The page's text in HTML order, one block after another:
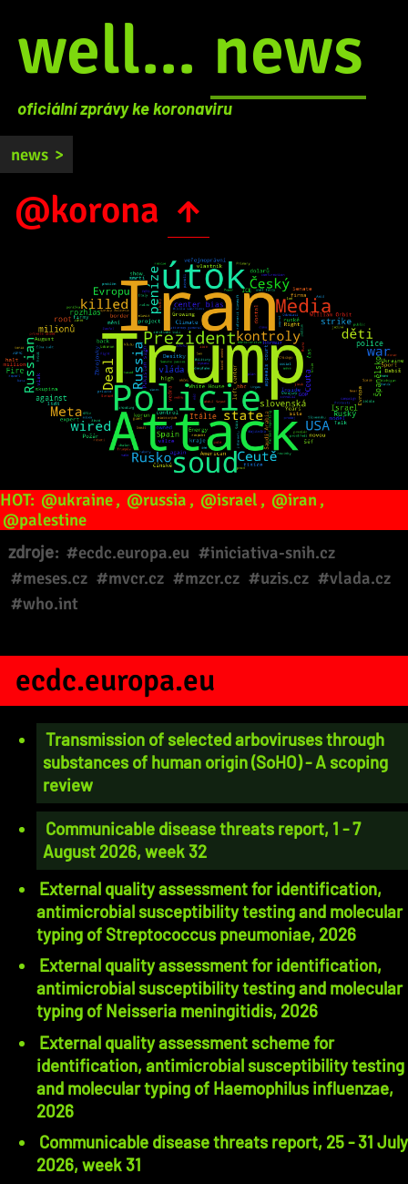
well... news
oficiální zprávy ke koronaviru
news >
@korona ↑
HOT: @ukraine, @russia , @israel , @iran,
@palestine
zdroje: #ecdc.europa.eu #iniciativa-snih.cz
#meses.cz #mvcr.cz #mzcr.cz #uzis.cz #vlada.cz
#who.int
ecdc.europa.eu
Transmission of selected arboviruses through
substances of human origin (SoHO) - A scoping
review
Communicable disease threats report, 1 - 7
August 2026, week 32
External quality assessment for identification,
antimicrobial susceptibility testing and molecular
typing of Streptococcus pneumoniae, 2026
External quality assessment for identification,
antimicrobial susceptibility testing and molecular
typing of Neisseria meningitidis, 2026
External quality assessment scheme for
identification, antimicrobial susceptibility testing
and molecular typing of Haemophilus influenzae,
2026
Communicable disease threats report, 25 - 31 July
2026, week 31